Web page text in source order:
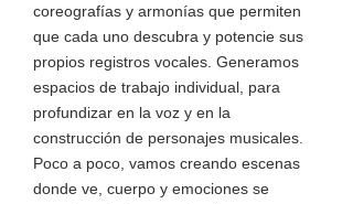
coreografías y armonías que permiten
que cada uno descubra y potencie sus
propios registros vocales. Generamos
espacios de trabajo individual, para
profundizar en la voz y en la
construcción de personajes musicales.
Poco a poco, vamos creando escenas
donde ve, cuerpo y emociones se